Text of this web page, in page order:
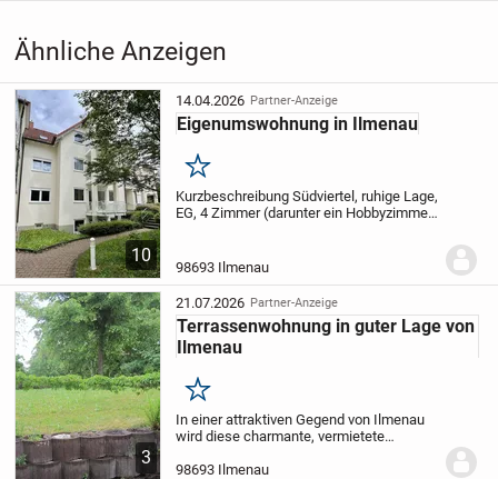
Ähnliche Anzeigen
10
14.04.2026 Partner-Anzeige
Eigenumswohnung in Ilmenau
Merken
Kurzbeschreibung Südviertel, ruhige Lage,
EG, 4 Zimmer (darunter ein Hobbyzimmer
ruhiger und gepflegter Wohnlage des...
98693 Ilmenau
3
21.07.2026 Partner-Anzeige
Terrassenwohnung in guter Lage von
Ilmenau
Merken
In einer attraktiven Gegend von Ilmenau
wird diese charmante, vermietete
Mehrfamilienhaus mit insgesamt 15
98693 Ilmenau